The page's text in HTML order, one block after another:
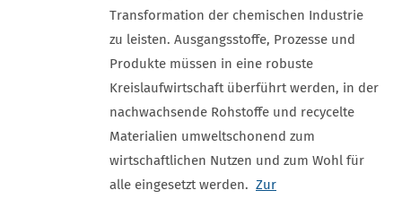
Transformation der chemischen Industrie
zu leisten. Ausgangsstoffe, Prozesse und
Produkte müssen in eine robuste
Kreislaufwirtschaft überführt werden, in der
nachwachsende Rohstoffe und recycelte
Materialien umweltschonend zum
wirtschaftlichen Nutzen und zum Wohl für
alle eingesetzt werden. Zur